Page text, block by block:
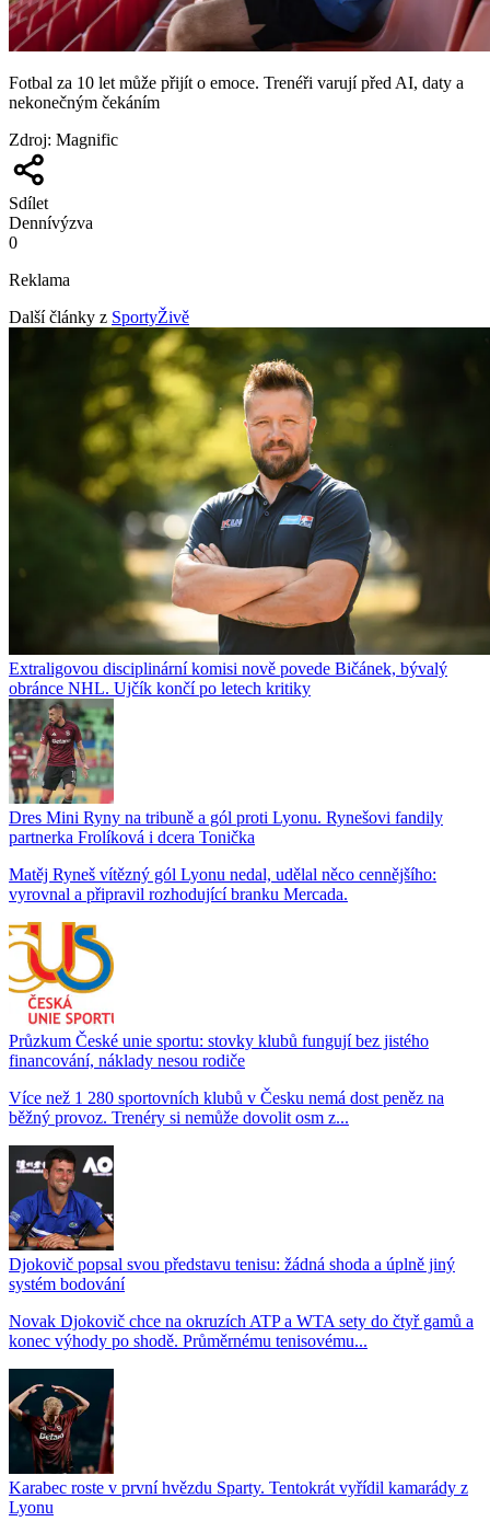
Fotbal za 10 let může přijít o emoce. Trenéři varují před AI, daty a
nekonečným čekáním
Zdroj: Magnific
Sdílet
Dennívýzva
0
Reklama
Další články z SportyŽivě
Extraligovou disciplinární komisi nově povede Bičánek, bývalý
obránce NHL. Ujčík končí po letech kritiky
Dres Mini Ryny na tribuně a gól proti Lyonu. Rynešovi fandily
partnerka Frolíková i dcera Tonička
Matěj Ryneš vítězný gól Lyonu nedal, udělal něco cennějšího:
vyrovnal a připravil rozhodující branku Mercada.
Průzkum České unie sportu: stovky klubů fungují bez jistého
financování, náklady nesou rodiče
Více než 1 280 sportovních klubů v Česku nemá dost peněz na
běžný provoz. Trenéry si nemůže dovolit osm z...
Djokovič popsal svou představu tenisu: žádná shoda a úplně jiný
systém bodování
Novak Djokovič chce na okruzích ATP a WTA sety do čtyř gamů a
konec výhody po shodě. Průměrnému tenisovému...
Karabec roste v první hvězdu Sparty. Tentokrát vyřídil kamarády z
Lyonu